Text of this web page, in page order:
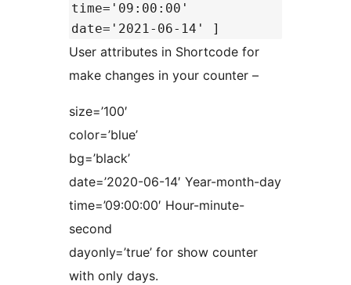
time='09:00:00'
date='2021-06-14' ]
User attributes in Shortcode for
make changes in your counter –
size=’100′
color=’blue’
bg=’black’
date=’2020-06-14′ Year-month-day
time=’09:00:00′ Hour-minute-
second
dayonly=’true’ for show counter
with only days.